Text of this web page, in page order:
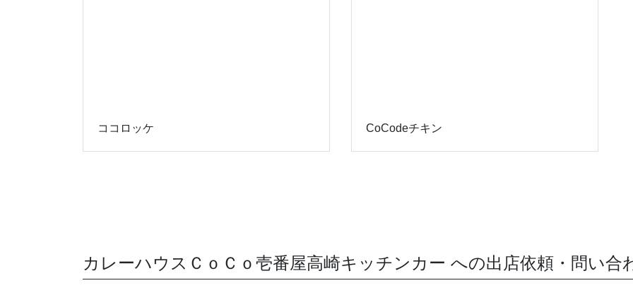
ココロッケ CoCodeチキン
カレーハウスＣｏＣｏ壱番屋高崎キッチンカー への出店依頼・問い合